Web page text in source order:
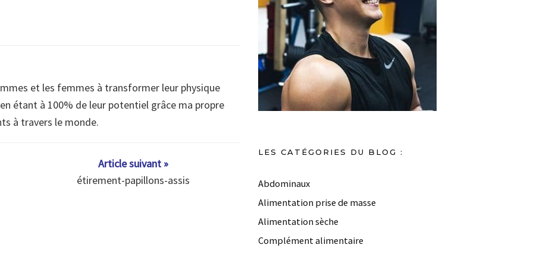
et les femmes à transformer leur physique
étant à 100% de leur potentiel grâce ma propre
à travers le monde.
Article suivant »
étirement-papillons-assis
LES CATÉGORIES DU BLOG :
Abdominaux
Alimentation prise de masse
Alimentation sèche
Complément alimentaire